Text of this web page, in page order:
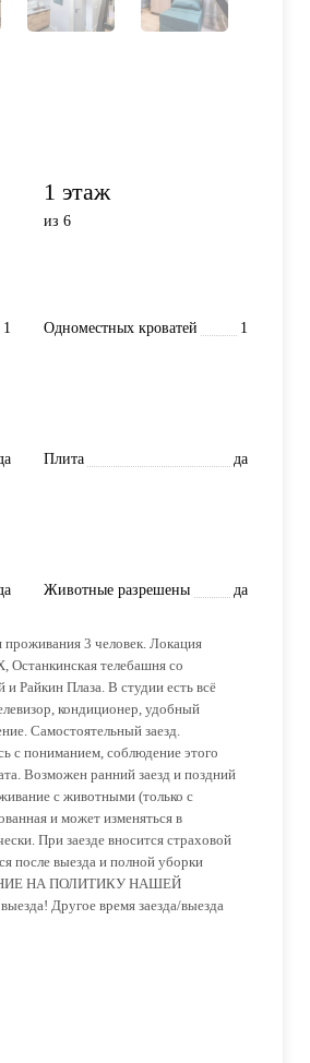
1 этаж
из 6
1 Одноместных кроватей
1
Плита
да
Животные разрешены да
3 человек. Локация
Останкинская телебашня со
Райкин Плаза. В студии есть всё
кондиционер, удобный
Самостоятельный заезд.
с пониманием, соблюдение этого
Возможен ранний заезд и поздний
с животными (только с
и может изменяться в
При заезде вносится страховой
после выезда и полной уборки
НА ПОЛИТИКУ НАШЕЙ
Другое время заезда/выезда